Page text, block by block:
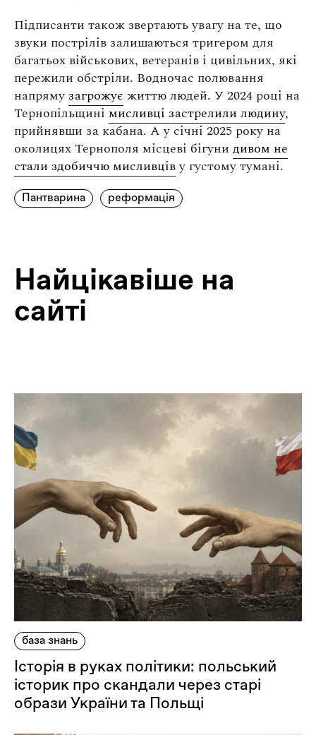
Підписанти також звертають увагу на те, що
звуки пострілів залишаються тригером для
багатьох військових, ветеранів і цивільних, які
пережили обстріли. Водночас полювання
напряму загрожує життю людей. У 2024 році на
Тернопільщині мисливці застрелили людину,
прийнявши за кабана. А у січні 2025 року на
околицях Тернополя місцеві бігуни дивом не
стали здобиччю мисливціву густому тумані.
Пантварина реформація
Найцiкавiше на
сайтi
база знань
Історія в руках політики: польський
історик про скандали через старі
образи України та Польщі